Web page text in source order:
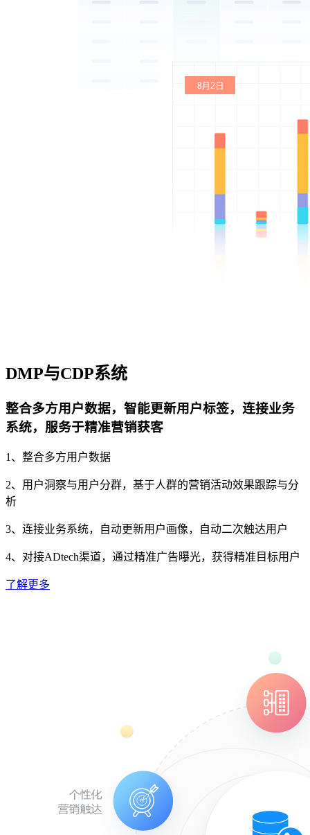
DMP与CDP系统
整合多方用户数据，智能更新用户标签，连接业务
系统，服务于精准营销获客
1、整合多方用户数据
2、用户洞察与用户分群，基于人群的营销活动效果跟踪与分
析
3、连接业务系统，自动更新用户画像，自动二次触达用户
4、对接ADtech渠道，通过精准广告曝光，获得精准目标用户
了解更多